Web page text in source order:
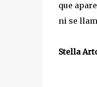
que
ni se
Stella